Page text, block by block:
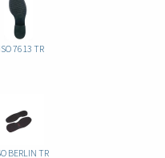
7613 TR
BERLIN TR